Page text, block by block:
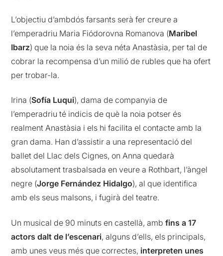
L’objectiu d’ambdós farsants serà fer creure a
l’emperadriu Maria Fiódorovna Romanova (Maribel
Ibarz) que la noia és la seva néta Anastàsia, per tal de
cobrar la recompensa d’un milió de rubles que ha ofert
per trobar-la.
Irina (Sofía Luqui), dama de companyia de
l’emperadriu té indicis de què la noia potser és
realment Anastàsia i els hi facilita el contacte amb la
gran dama. Han d’assistir a una representació del
ballet del Llac dels Cignes, on Anna quedarà
absolutament trasbalsada en veure a Rothbart, l’àngel
negre (Jorge Fernández Hidalgo), al que identifica
amb els seus malsons, i fugirà del teatre.
Un musical de 90 minuts en castellà, ambfins a 17
actors dalt de l’escenari, alguns d’ells, els principals,
amb unes veus més que correctes, interpreten unes